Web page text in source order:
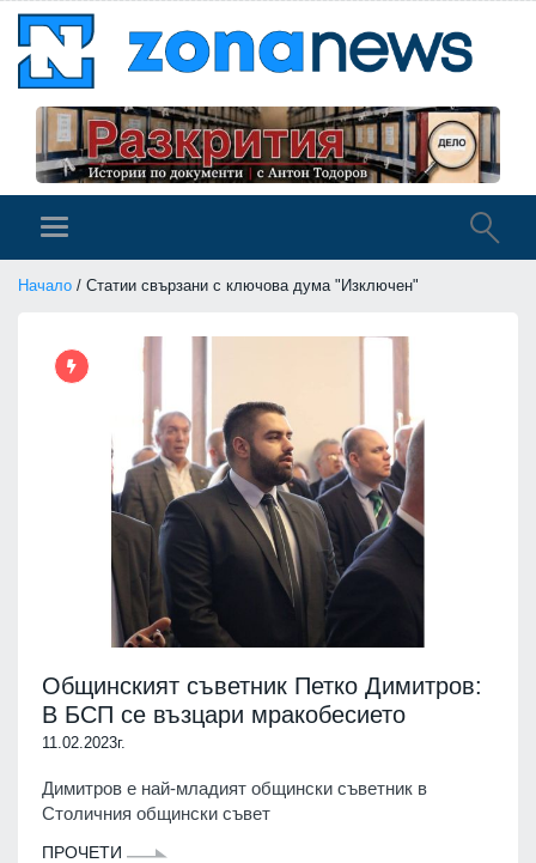
Начало / Статии свързани с ключова дума "Изключен"
Общинският съветник Петко Димитров:
В БСП се възцари мракобесието
11.02.2023г.
Димитров е най-младият общински съветник в
Столичния общински съвет
ПРОЧЕТИ